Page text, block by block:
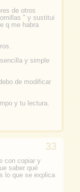
de otros
" y sustitui
q me habra
y simple
de modificar
y tu lectura.
con copiar y
saber qué
lo que se explica